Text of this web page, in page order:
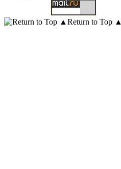
Return to Top ▲